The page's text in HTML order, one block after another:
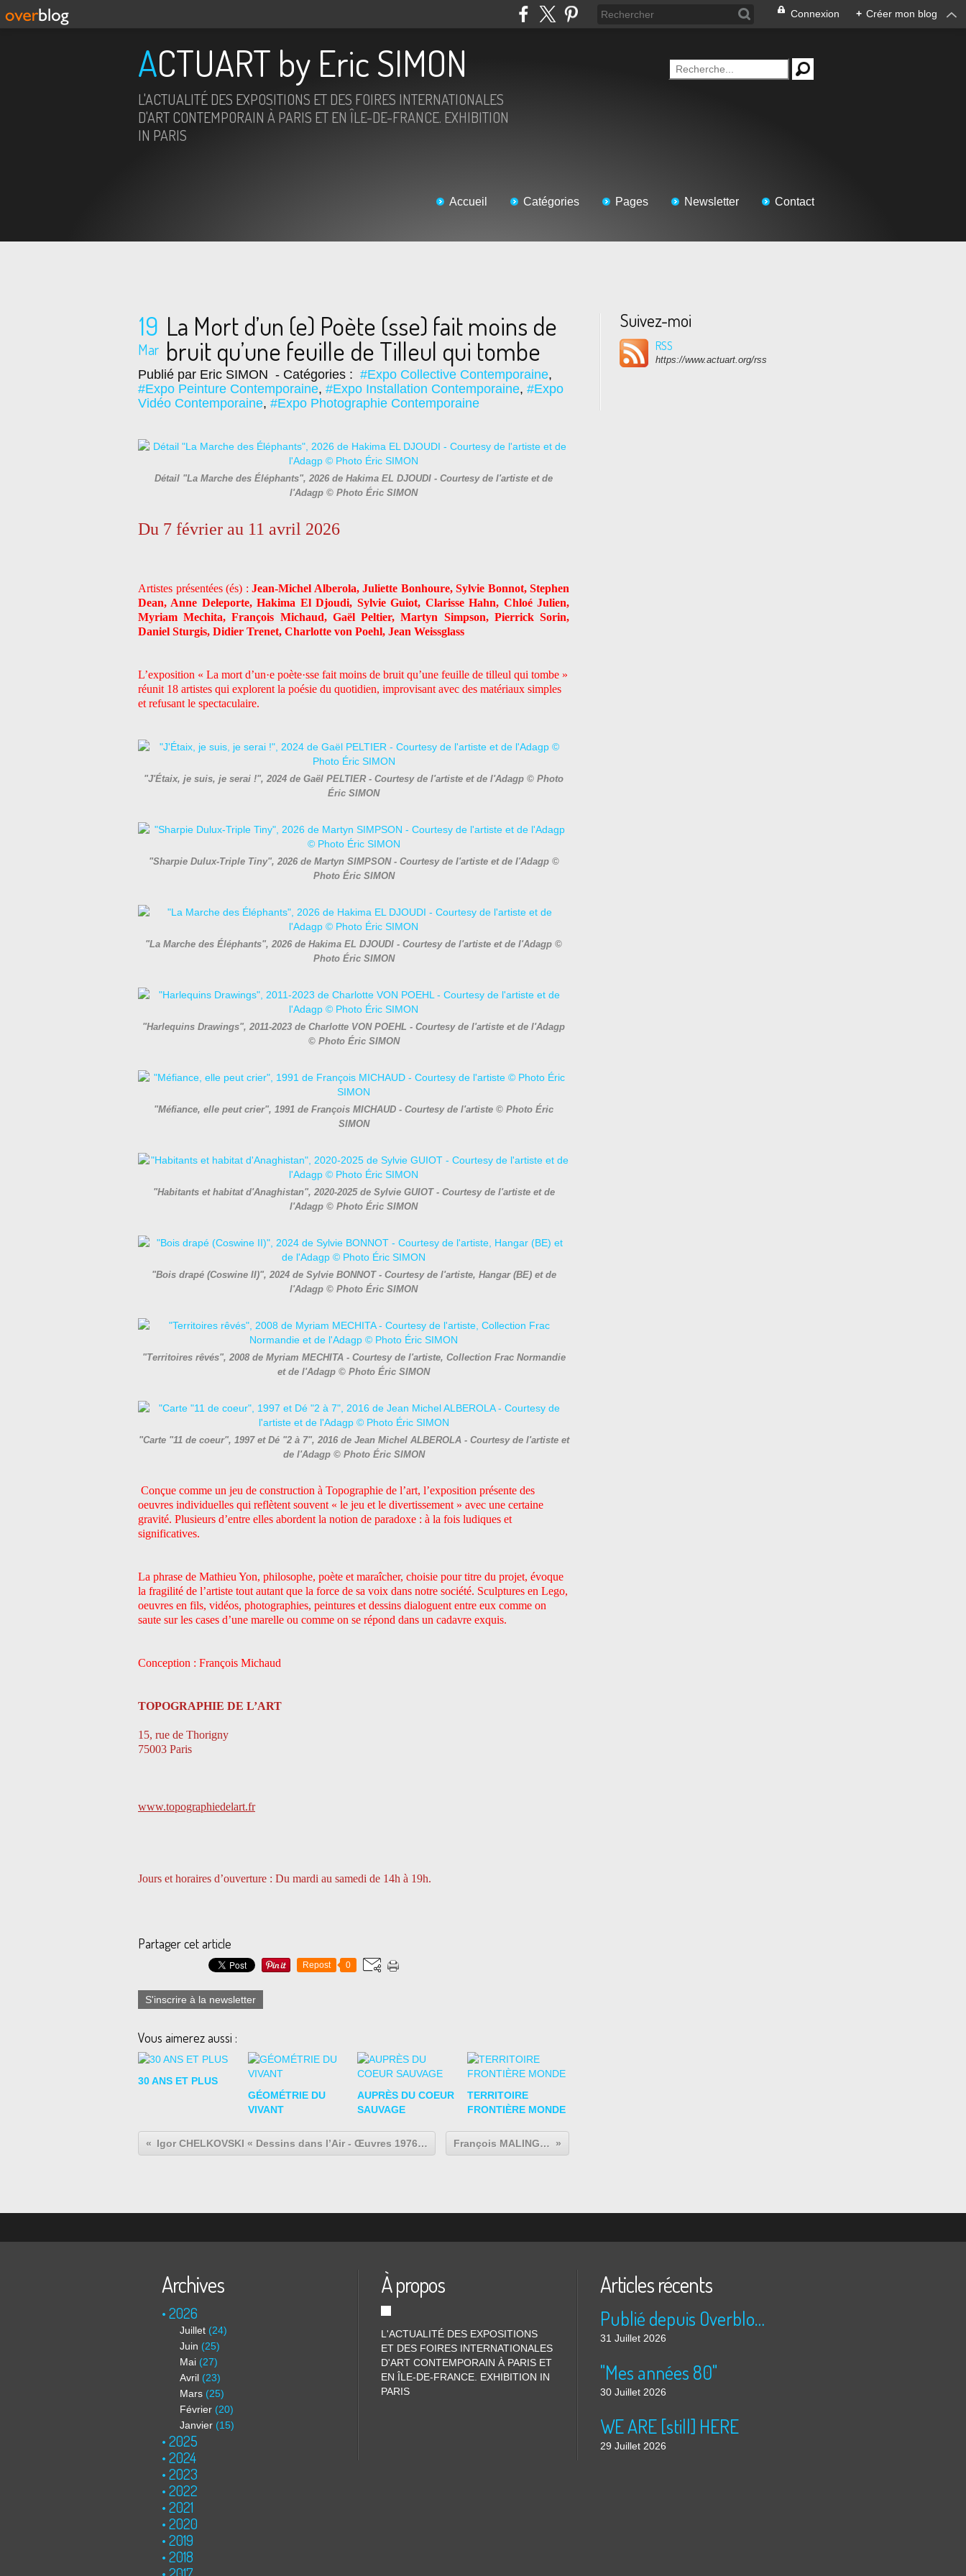
Connexion + Créer mon blog
ACTUART by Eric SIMON
L'ACTUALITÉ DES EXPOSITIONS ET DES FOIRES INTERNATIONALES
D'ART CONTEMPORAIN À PARIS ET EN ÎLE-DE-FRANCE. EXHIBITION
IN PARIS
Accueil Catégories Pages Newsletter Contact
19
Mar
La Mort d’un (e) Poète (sse) fait moins de
bruit qu’une feuille de Tilleul qui tombe
Publié par Eric SIMON - Catégories : #Expo Collective Contemporaine,
#Expo Peinture Contemporaine, #Expo Installation Contemporaine, #Expo
Vidéo Contemporaine, #Expo Photographie Contemporaine
Détail "La Marche des Éléphants", 2026 de Hakima EL DJOUDI - Courtesy de l'artiste et de
l'Adagp © Photo Éric SIMON
Du 7 février au 11 avril 2026
Artistes présentées (és) : Jean-Michel Alberola, Juliette Bonhoure, Sylvie Bonnot, Stephen
Dean, Anne Deleporte, Hakima El Djoudi, Sylvie Guiot, Clarisse Hahn, Chloé Julien,
Myriam Mechita, François Michaud, Gaël Peltier, Martyn Simpson, Pierrick Sorin,
Daniel Sturgis, Didier Trenet, Charlotte von Poehl, Jean Weissglass
L’exposition « La mort d’un·e poète·sse fait moins de bruit qu’une feuille de tilleul qui tombe »
réunit 18 artistes qui explorent la poésie du quotidien, improvisant avec des matériaux simples
et refusant le spectaculaire.
"J'Étaix, je suis, je serai !", 2024 de Gaël PELTIER - Courtesy de l'artiste et de l'Adagp © Photo
Éric SIMON
"Sharpie Dulux-Triple Tiny", 2026 de Martyn SIMPSON - Courtesy de l'artiste et de l'Adagp ©
Photo Éric SIMON
"La Marche des Éléphants", 2026 de Hakima EL DJOUDI - Courtesy de l'artiste et de l'Adagp ©
Photo Éric SIMON
"Harlequins Drawings", 2011-2023 de Charlotte VON POEHL - Courtesy de l'artiste et de l'Adagp
© Photo Éric SIMON
"Méfiance, elle peut crier", 1991 de François MICHAUD - Courtesy de l'artiste © Photo Éric
SIMON
"Habitants et habitat d'Anaghistan", 2020-2025 de Sylvie GUIOT - Courtesy de l'artiste et de
l'Adagp © Photo Éric SIMON
"Bois drapé (Coswine II)", 2024 de Sylvie BONNOT - Courtesy de l'artiste, Hangar (BE) et de
l'Adagp © Photo Éric SIMON
"Territoires rêvés", 2008 de Myriam MECHITA - Courtesy de l'artiste, Collection Frac Normandie
et de l'Adagp © Photo Éric SIMON
"Carte "11 de coeur", 1997 et Dé "2 à 7", 2016 de Jean Michel ALBEROLA - Courtesy de l'artiste et
de l'Adagp © Photo Éric SIMON
Conçue comme un jeu de construction à Topographie de l’art, l’exposition présente des
oeuvres individuelles qui reflètent souvent « le jeu et le divertissement » avec une certaine
gravité. Plusieurs d’entre elles abordent la notion de paradoxe : à la fois ludiques et
significatives.
La phrase de Mathieu Yon, philosophe, poète et maraîcher, choisie pour titre du projet, évoque
la fragilité de l’artiste tout autant que la force de sa voix dans notre société. Sculptures en Lego,
oeuvres en fils, vidéos, photographies, peintures et dessins dialoguent entre eux comme on
saute sur les cases d’une marelle ou comme on se répond dans un cadavre exquis.
Conception : François Michaud
TOPOGRAPHIE DE L’ART
15, rue de Thorigny
75003 Paris
www.topographiedelart.fr
Jours et horaires d’ouverture : Du mardi au samedi de 14h à 19h.
Partager cet article
Repost 0
S'inscrire à la newsletter
Vous aimerez aussi :
30 ANS ET PLUS
GÉOMÉTRIE DU
VIVANT
AUPRÈS DU COEUR
SAUVAGE
TERRITOIRE
FRONTIÈRE MONDE
Igor CHELKOVSKI « Dessins dans l’Air - Œuvres 1976-2024 » François MALINGRËY
Suivez-moi
RSS
https://www.actuart.org/rss
Archives
2026
Juillet (24)
Juin (25)
Mai (27)
Avril (23)
Mars (25)
Février (20)
Janvier (15)
2025
2024
2023
2022
2021
2020
2019
2018
À propos
L'ACTUALITÉ DES EXPOSITIONS
ET DES FOIRES INTERNATIONALES
D'ART CONTEMPORAIN À PARIS ET
EN ÎLE-DE-FRANCE. EXHIBITION IN
PARIS
Articles récents
Publié depuis Overblog et Facebook
31 Juillet 2026
"Mes années 80"
30 Juillet 2026
WE ARE [still] HERE
29 Juillet 2026